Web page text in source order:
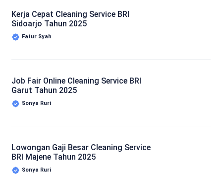
Kerja Cepat Cleaning Service BRI
Sidoarjo Tahun 2025
Fatur Syah
Job Fair Online Cleaning Service BRI
Garut Tahun 2025
Sonya Ruri
Lowongan Gaji Besar Cleaning Service
BRI Majene Tahun 2025
Sonya Ruri